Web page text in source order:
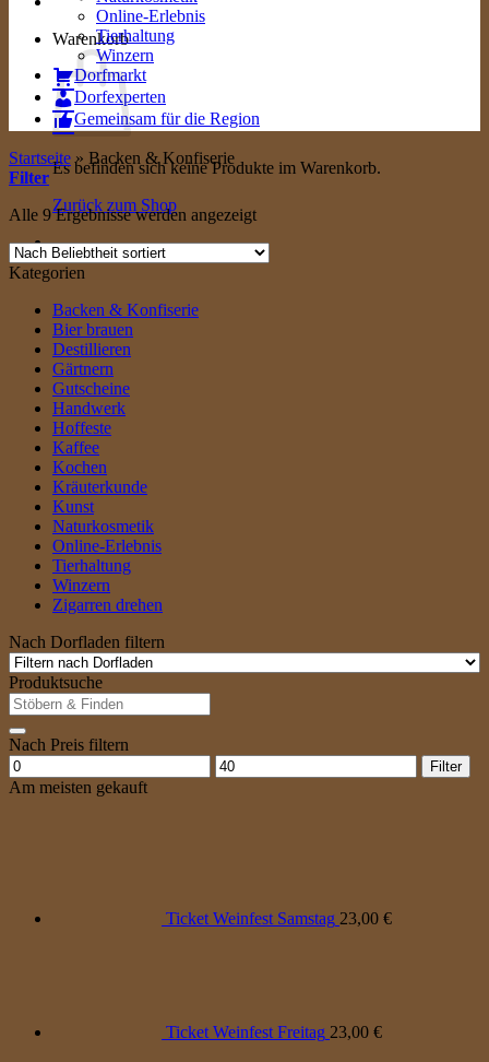
Warenkorb
Es befinden sich keine Produkte im Warenkorb.
Zurück zum Shop
Online-Erlebnis
Tierhaltung
Winzern
Dorfmarkt
Dorfexperten
Gemeinsam für die Region
Startseite » Backen & Konfiserie
Filter
Alle 9 Ergebnisse werden angezeigtNach
sortiert
Kategorien
Backen & Konfiserie
Bier brauen
Destillieren
Gärtnern
Gutscheine
Handwerk
Hoffeste
Kaffee
Kochen
Kräuterkunde
Kunst
Naturkosmetik
Online-Erlebnis
Tierhaltung
Winzern
Zigarren drehen
Nach Dorfladen filtern
Produktsuche
Suche
nach:
Nach Preis filtern
Min.
Preis
Max.
Preis
Filter
Am meisten gekauft
Ticket Weinfest Samstag 23,00 €
Ticket Weinfest Freitag 23,00 €